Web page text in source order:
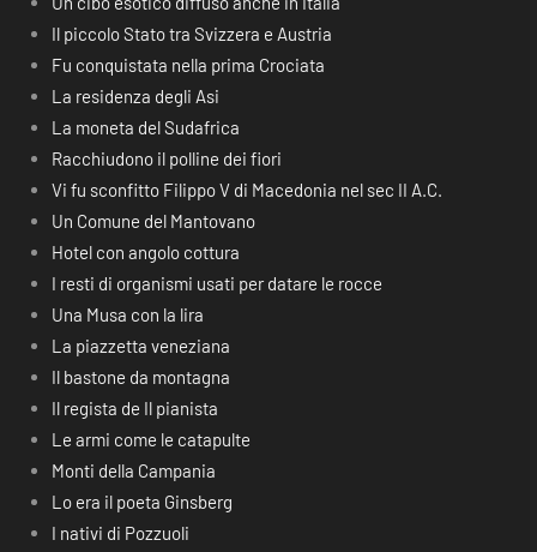
Il piccolo Stato tra Svizzera e Austria
Fu conquistata nella prima Crociata
La residenza degli Asi
La moneta del Sudafrica
Racchiudono il polline dei fiori
Vi fu sconfitto Filippo V di Macedonia nel sec II A.C.
Un Comune del Mantovano
Hotel con angolo cottura
I resti di organismi usati per datare le rocce
Una Musa con la lira
La piazzetta veneziana
Il bastone da montagna
Il regista de Il pianista
Le armi come le catapulte
Monti della Campania
Lo era il poeta Ginsberg
I nativi di Pozzuoli